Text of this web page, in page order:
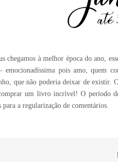
chegamos à melhor época do ano,
pois amo, quem
que não poderia deixar de existir.
um livro incrível! O período
a regularização de comentários.